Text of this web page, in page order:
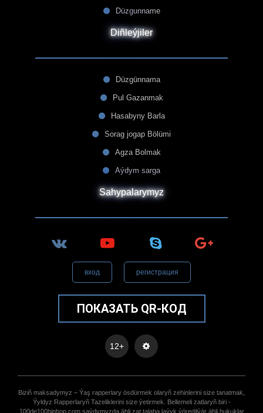
Düzgunname
Diñleýjiler
Düzgünnama
Pul Gazanmak
Hasabyny Barla
Sorag jogap Bölümi
Agza Bolmak
Aýdym sarga
Sahypalarymyz
вход регистрация
ПОКАЗАТЬ QR-КОД
12+
Biziñ maksadymyz – Ýaş rapperlary ösdürmek olaryñ zehinlerini size tanatmak,
Ýyldyz Rapperlaryñ Tazeliklerini size ýetirmek. Bellemeli zatlaryñ biri -
100de100hiphop.com saýdymyzda ähli zat talaba laýyk ýöredilýär ähli hukuklar